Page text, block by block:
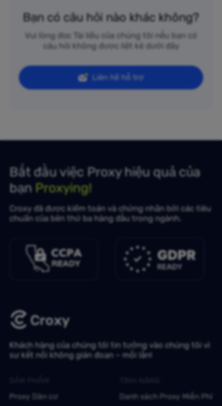
Bạn có câu hỏi nào khác không?
Vui lòng đọc Tài liệu của chúng tôi nếu bạn có
câu hỏi không được liệt kê dưới đây
Liên hệ hỗ trợ
Bắt đầu việc Proxy hiệu quả của
bạn Proxying!
Croxy đã được kiểm toán và chứng nhận bởi các tiêu
chuẩn của bên thứ ba hàng đầu trong ngành.
Khách hàng của chúng tôi tin tưởng vào chúng tôi vì
sự kết nối không gián đoạn – mỗi lần!
Proxy Dân cư
Danh sách Proxy Miễn Phí